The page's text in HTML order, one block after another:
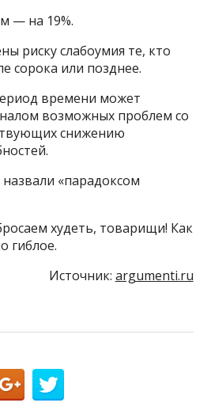
— на 19%.
риску слабоумия те, кто
сорока или позднее.
времени может
возможных проблем со
снижению
«парадоксом
худеть, товарищи! Как
гиблое.
Источник: argumenti.ru